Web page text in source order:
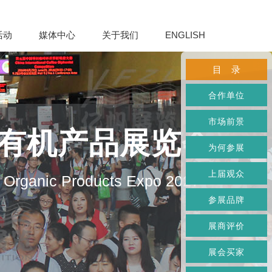
动 媒体中心 关于我们 ENGLISH
机产品展览会
Products Expo 2027
目 录
合作单位
市场前景
为何参展
上届观众
参展品牌
展商评价
展会买家